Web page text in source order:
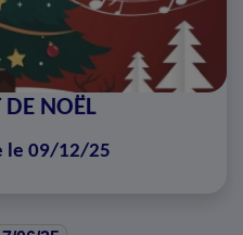
DE NOËL
le 09/12/25